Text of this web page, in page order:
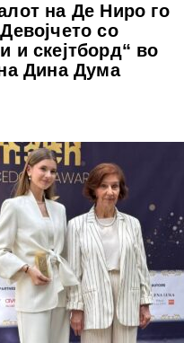
на Де Ниро го
со
и скејтборд“ во
Дина Дума